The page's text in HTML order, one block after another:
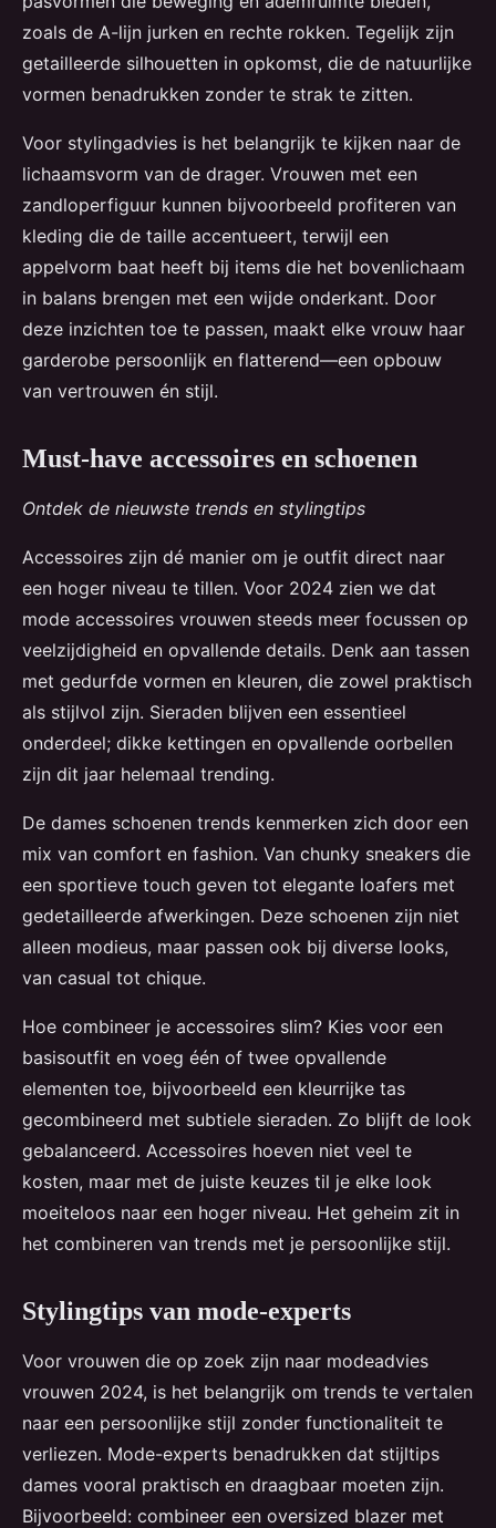
zoals de A-lijn jurken en rechte rokken. Tegelijk zijn
getailleerde silhouetten in opkomst, die de natuurlijke
vormen benadrukken zonder te strak te zitten.
Voor stylingadvies is het belangrijk te kijken naar de
lichaamsvorm van de drager. Vrouwen met een
zandloperfiguur kunnen bijvoorbeeld profiteren van
kleding die de taille accentueert, terwijl een
appelvorm baat heeft bij items die het bovenlichaam
in balans brengen met een wijde onderkant. Door
deze inzichten toe te passen, maakt elke vrouw haar
garderobe persoonlijk en flatterend—een opbouw
van vertrouwen én stijl.
Must-have accessoires en schoenen
Ontdek de nieuwste trends en stylingtips
Accessoires zijn dé manier om je outfit direct naar
een hoger niveau te tillen. Voor 2024 zien we dat
mode accessoires vrouwen steeds meer focussen op
veelzijdigheid en opvallende details. Denk aan tassen
met gedurfde vormen en kleuren, die zowel praktisch
als stijlvol zijn. Sieraden blijven een essentieel
onderdeel; dikke kettingen en opvallende oorbellen
zijn dit jaar helemaal trending.
De dames schoenen trends kenmerken zich door een
mix van comfort en fashion. Van chunky sneakers die
een sportieve touch geven tot elegante loafers met
gedetailleerde afwerkingen. Deze schoenen zijn niet
alleen modieus, maar passen ook bij diverse looks,
van casual tot chique.
Hoe combineer je accessoires slim? Kies voor een
basisoutfit en voeg één of twee opvallende
elementen toe, bijvoorbeeld een kleurrijke tas
gecombineerd met subtiele sieraden. Zo blijft de look
gebalanceerd. Accessoires hoeven niet veel te
kosten, maar met de juiste keuzes til je elke look
moeiteloos naar een hoger niveau. Het geheim zit in
het combineren van trends met je persoonlijke stijl.
Stylingtips van mode-experts
Voor vrouwen die op zoek zijn naar modeadvies
vrouwen 2024, is het belangrijk om trends te vertalen
naar een persoonlijke stijl zonder functionaliteit te
verliezen. Mode-experts benadrukken dat stijltips
dames vooral praktisch en draagbaar moeten zijn.
Bijvoorbeeld: combineer een oversized blazer met